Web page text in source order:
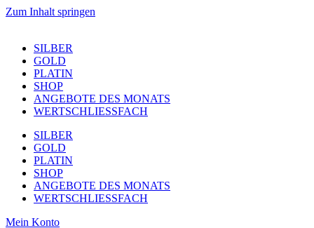
Zum Inhalt springen
SILBER
GOLD
PLATIN
SHOP
ANGEBOTE DES MONATS
WERTSCHLIESSFACH
SILBER
GOLD
PLATIN
SHOP
ANGEBOTE DES MONATS
WERTSCHLIESSFACH
Mein Konto